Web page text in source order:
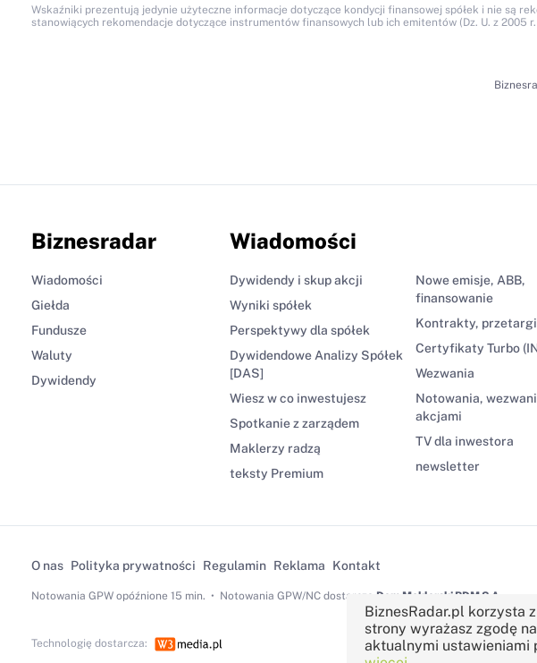
Wskaźniki prezentują jedynie użyteczne informacje dotyczące kondycji finansowej spółek i nie są
stanowiących rekomendacje dotyczące instrumentów finansowych lub ich emitentów (Dz. U. z 2005 r.
Biznesradar
Wiadomości
Giełda
Fundusze
Waluty
Dywidendy
Wiadomości
Dywidendy i skup akcji
Wyniki spółek
Perspektywy dla spółek
Dywidendowe Analizy Spółek
[DAS]
Wiesz w co inwestujesz
Spotkanie z zarządem
Maklerzy radzą
teksty Premium
Nowe emisje, ABB,
finansowanie
Kontrakty,
Certyfikaty Turbo
Wezwania
Notowania,
akcjami
TV dla inwestora
newsletter
O nas Polityka prywatności Regulamin Reklama Kontakt
Notowania GPWopóźnione 15 min. Notowania GPW/NC dostarcza Dom Maklerski BDM S.A.
Technologię dostarcza:
BiznesRadar.pl korzysta
strony wyrażasz zgodę
aktualnymi ustawieniami